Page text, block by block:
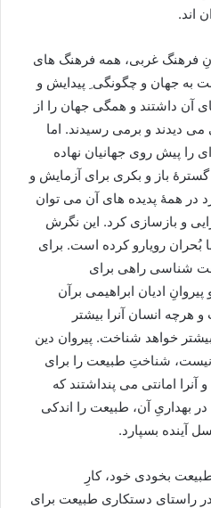
اند.
فرهنگ غربى، همه فرهنگ هاى
به جهان و چگونگی ِ پیدایش و
آن داشتند و همگى جهان را از
ديدند و برمى رسيدند. اما
را پيش روى جهانيان نهاده
باز و بکری برای آزمایش و
در همۀ پدیده های آن می توان
و بازسازی کرد. این نگرش
بُحران رویارو کرده است. برای
شناسی راهی برای
ادیان ابراهیمی برآن
هرچه انسان آنرا بیشتر
خواهد شناخت. پیروان دین
شناختِ طبیعت را برای
آنرا امانتی می پنداشتند که
آن، طبیعت را اندکی
آینده بسپارد.
بخودی خود، کارِ
راستای دستکاری طبیعت برای